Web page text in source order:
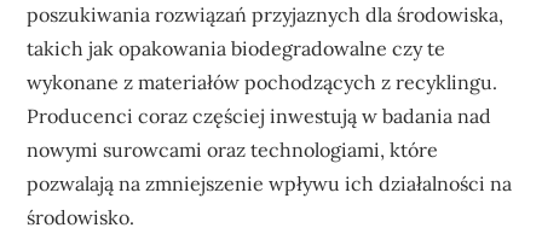
poszukiwania rozwiązań przyjaznych dla środowiska,
takich jak opakowania biodegradowalne czy te
wykonane z materiałów pochodzących z recyklingu.
Producenci coraz częściej inwestują w badania nad
nowymi surowcami oraz technologiami, które
pozwalają na zmniejszenie wpływu ich działalności na
środowisko.